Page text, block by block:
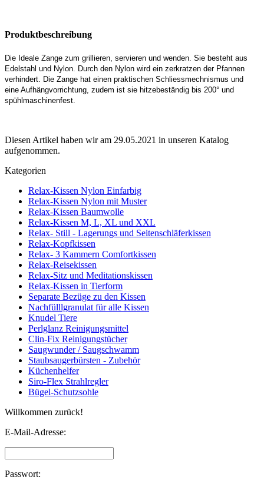
Produktbeschreibung
Die Ideale Zange zum grillieren, servieren und wenden. Sie besteht aus
Edelstahl und Nylon. Durch den Nylon wird ein zerkratzen der Pfannen
verhindert. Die Zange hat einen praktischen Schliessmechnismus und
eine Aufhängvorrichtung, zudem ist sie hitzebeständig bis 200° und
spühlmaschinenfest.
Diesen Artikel haben wir am 29.05.2021 in unseren Katalog
aufgenommen.
Kategorien
Relax-Kissen Nylon Einfarbig
Relax-Kissen Nylon mit Muster
Relax-Kissen Baumwolle
Relax-Kissen M, L, XL und XXL
Relax- Still - Lagerungs und Seitenschläferkissen
Relax-Kopfkissen
Relax- 3 Kammern Comfortkissen
Relax-Reisekissen
Relax-Sitz und Meditationskissen
Relax-Kissen in Tierform
Separate Bezüge zu den Kissen
Nachfülllgranulat für alle Kissen
Knudel Tiere
Perlglanz Reinigungsmittel
Clin-Fix Reinigungstücher
Saugwunder / Saugschwamm
Staubsaugerbürsten - Zubehör
Küchenhelfer
Siro-Flex Strahlregler
Bügel-Schutzsohle
Willkommen zurück!
E-Mail-Adresse:
Passwort: